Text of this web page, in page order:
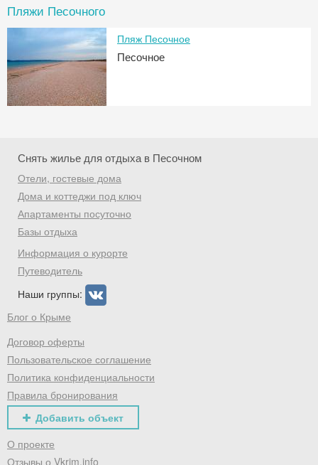
Пляжи Песочного
Пляж Песочное
Песочное
Снять жилье для отдыха в Песочном
Отели, гостевые дома
Дома и коттеджи под ключ
Апартаменты посуточно
Базы отдыха
Информация о курорте
Путеводитель
Наши группы:
Блог о Крыме
Договор оферты
Пользовательское соглашение
Политика конфиденциальности
Правила бронирования
Добавить объект
О проекте
Отзывы о Vkrim.info